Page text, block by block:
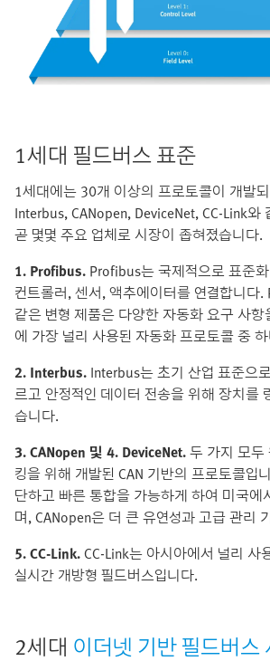
1세대 필드버스 표준
1세대에는 30개 이상의 프로토콜이 개발
Interbus, CANopen, DeviceNet, CC-Link와
곧 몇몇 주요 업체로 시장이 좁혀졌습니다.
1. Profibus. Profibus는 국제적으로 표준
컨트롤러, 센서, 액추에이터를 연결합니다.
같은 변형 제품은 다양한 자동화 요구 사
에 가장 널리 사용된 자동화 프로토콜 중
2. Interbus. Interbus는 초기 산업 표준으
르고 안정적인 데이터 전송을 위해 장치를
습니다.
3. CANopen 및 4. DeviceNet.두 가지 모두
킹을 위해 개발된 CAN 기반의 프로토콜입
단하고 빠른 통합을 가능하게 하여 미국에
며, CANopen은 더 큰 유연성과 고급 관리
5. CC-Link.CC-Link는 아시아에서 널리 사
실시간 개방형 필드버스입니다.
2세대 이더넷 기반 필드버스